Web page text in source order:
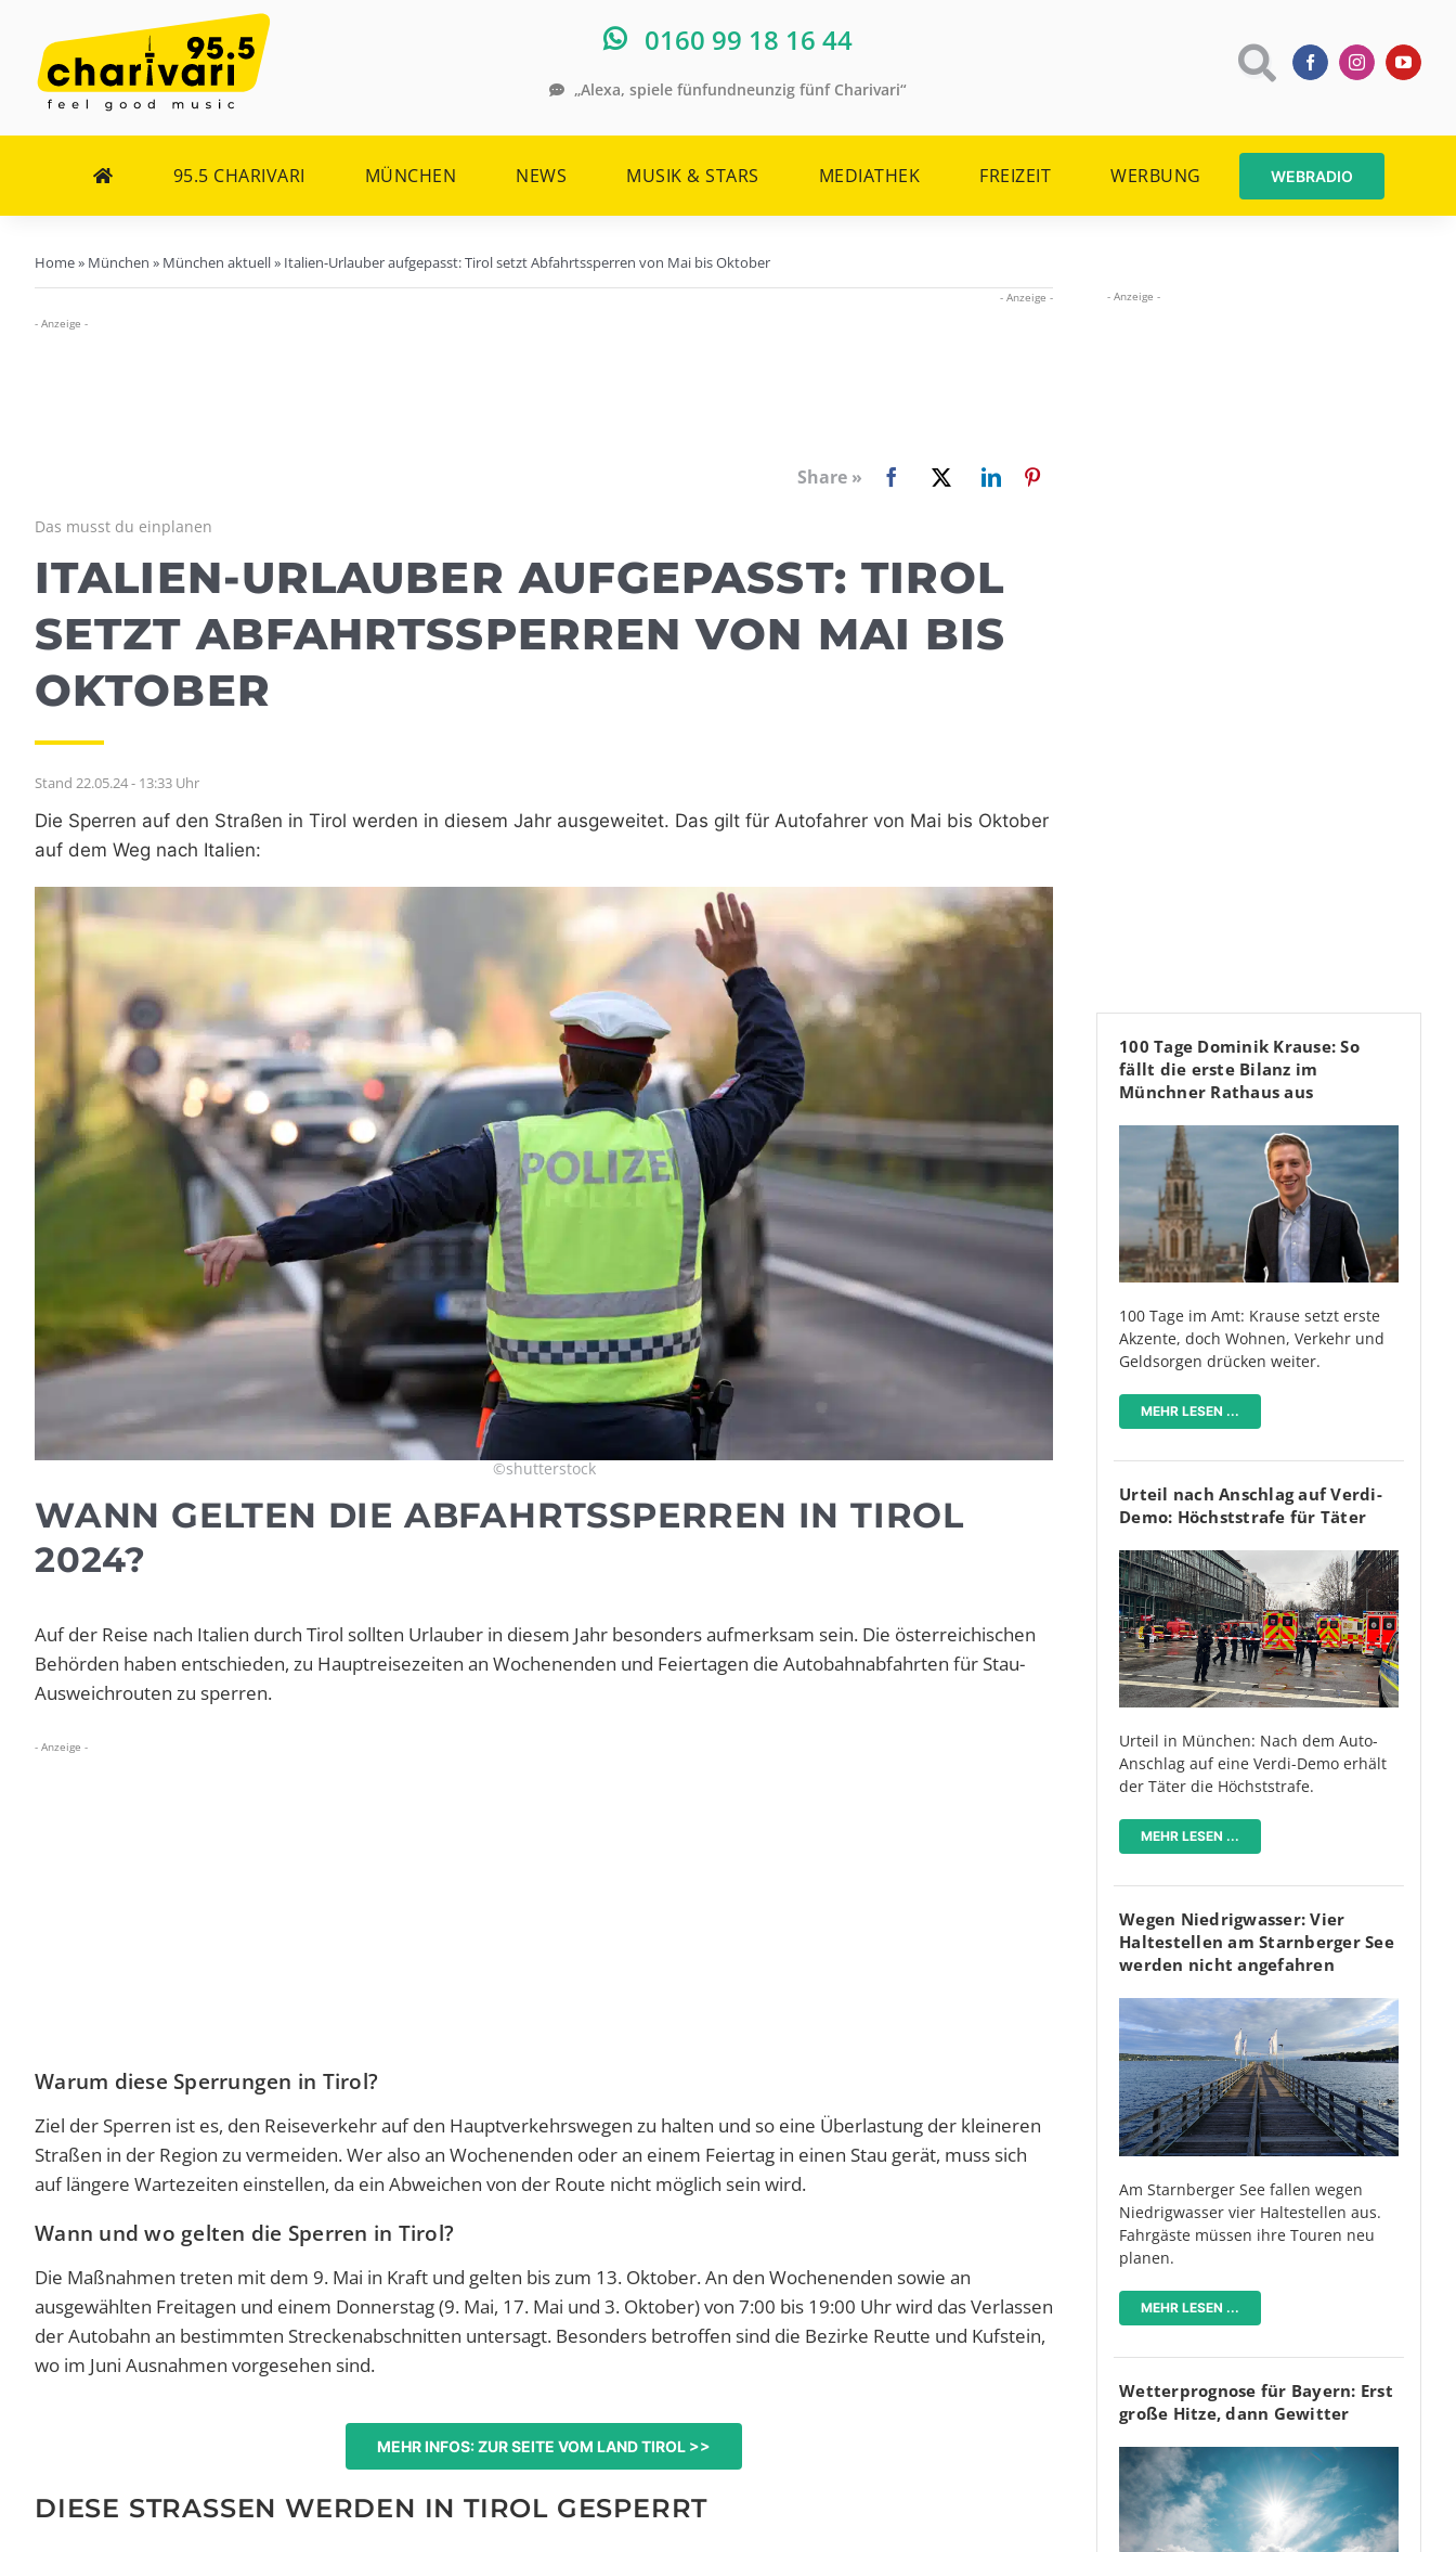
Inhalt
springen
0160 99 18 16 44
„Alexa, spiele fünfundneunzig fünf Charivari“
95.5 CHARIVARI MÜNCHEN NEWS MUSIK & STARS MEDIATHEK FREIZEIT WERBUNG WEBRADIO
Home» München » München aktuell» Italien-Urlauber aufgepasst: Tirol setzt Abfahrtssperren von Mai bis Oktober
- Anzeige -
- Anzeige -
Share »
Das musst du einplanen
ITALIEN-URLAUBER AUFGEPASST: TIROL
SETZT ABFAHRTSSPERREN VON MAI BIS
OKTOBER
Stand 22.05.24 - 13:33 Uhr
Die Sperren auf den Straßen in Tirol werden in diesem Jahr ausgeweitet. Das gilt für Autofahrer von Mai bis Oktober
auf dem Weg nach Italien:
©shutterstock
WANN GELTEN DIE ABFAHRTSSPERREN IN TIROL
2024?
Auf der Reise nach Italien durch Tirol sollten Urlauber in diesem Jahr besonders aufmerksam sein. Die österreichischen
Behörden haben entschieden, zu Hauptreisezeiten an Wochenenden und Feiertagen die Autobahnabfahrten für Stau-
Ausweichrouten zu sperren.
- Anzeige -
Warum diese Sperrungen in Tirol?
Ziel der Sperren ist es, den Reiseverkehr auf den Hauptverkehrswegen zu halten und so eine Überlastung der kleineren
Straßen in der Region zu vermeiden. Wer also an Wochenenden oder an einem Feiertag in einen Stau gerät, muss sich
auf längere Wartezeiten einstellen, da ein Abweichen von der Route nicht möglich sein wird.
Wann und wo gelten die Sperren in Tirol?
Die Maßnahmen treten mit dem 9. Mai in Kraft und gelten bis zum 13. Oktober. An den Wochenenden sowie an
ausgewählten Freitagen und einem Donnerstag (9. Mai, 17. Mai und 3. Oktober) von 7:00 bis 19:00 Uhr wird das Verlassen
der Autobahn an bestimmten Streckenabschnitten untersagt. Besonders betroffen sind die Bezirke Reutte und Kufstein,
wo im Juni Ausnahmen vorgesehen sind.
MEHR INFOS: ZUR SEITE VOM LAND TIROL >>
DIESE STRASSEN WERDEN IN TIROL GESPERRT
- Anzeige -
100 Tage Dominik Krause: So
fällt die erste Bilanz im
Münchner Rathaus aus
100 Tage im Amt: Krause setzt erste
Akzente, doch Wohnen, Verkehr und
Geldsorgen drücken weiter.
MEHR LESEN ...
Urteil nach Anschlag auf Verdi-
Demo: Höchststrafe für Täter
Urteil in München: Nach dem Auto-
Anschlag auf eine Verdi-Demo erhält
der Täter die Höchststrafe.
MEHR LESEN ...
Wegen Niedrigwasser: Vier
Haltestellen am Starnberger See
werden nicht angefahren
Am Starnberger See fallen wegen
Niedrigwasser vier Haltestellen aus.
Fahrgäste müssen ihre Touren neu
planen.
MEHR LESEN ...
Wetterprognose für Bayern: Erst
große Hitze, dann Gewitter